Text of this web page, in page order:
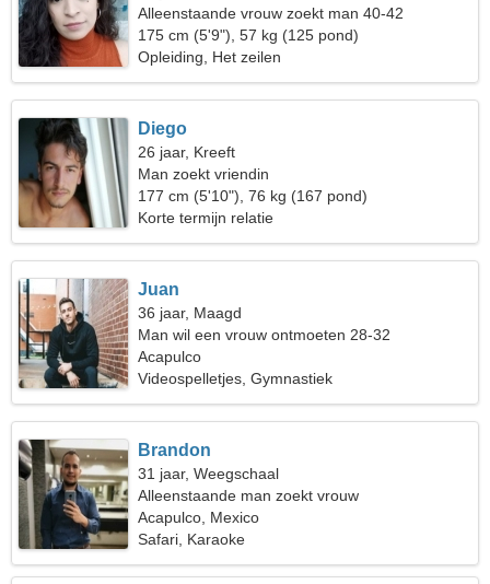
Alleenstaande vrouw zoekt man 40-42
175 cm (5'9"), 57 kg (125 pond)
Opleiding, Het zeilen
Diego
26 jaar, Kreeft
Man zoekt vriendin
177 cm (5'10"), 76 kg (167 pond)
Korte termijn relatie
Juan
36 jaar, Maagd
Man wil een vrouw ontmoeten 28-32
Acapulco
Videospelletjes, Gymnastiek
Brandon
31 jaar, Weegschaal
Alleenstaande man zoekt vrouw
Acapulco, Mexico
Safari, Karaoke